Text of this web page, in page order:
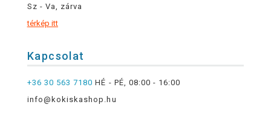
Sz - Va, zárva
térkép itt
Kapcsolat
+36 30 563 7180 HÉ - PÉ, 08:00 - 16:00
info@kokiskashop.hu